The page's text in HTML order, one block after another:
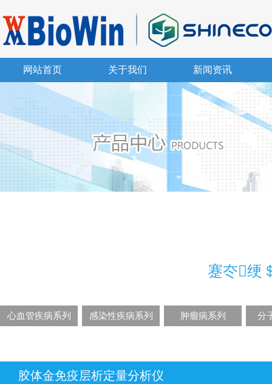
网站首页 关于我们 新闻资讯
蹇冭绠
心血管疾病系列 感染性疾病系列 肿瘤病系列 分
胶体金免疫层析定量分析仪